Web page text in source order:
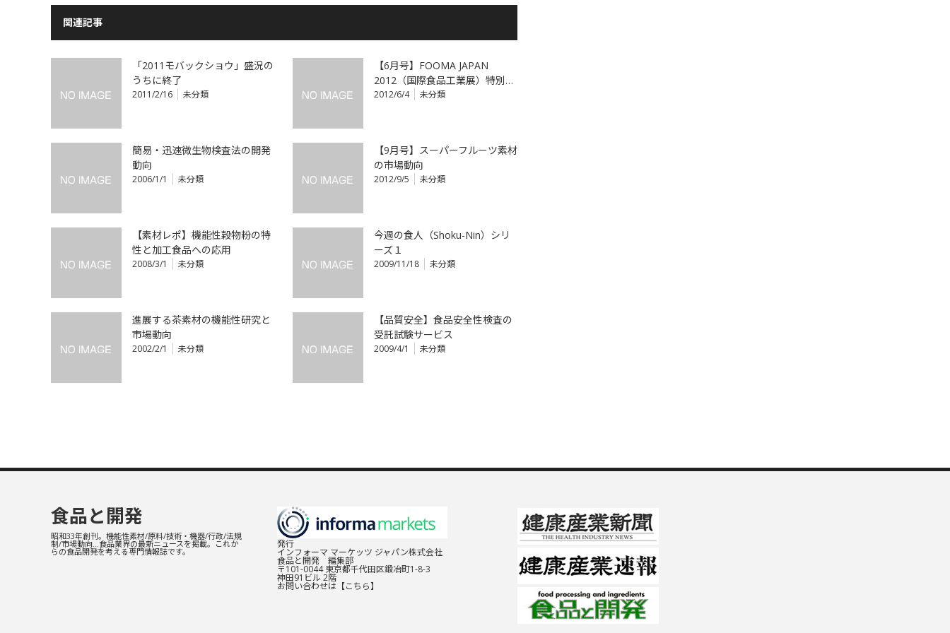
関連記事
「2011モバックショウ」盛況の
うちに終了
2011/2/16 未分類
【6月号】FOOMA JAPAN
2012（国際食品工業展）特別…
2012/6/4 未分類
簡易・迅速微生物検査法の開発
動向
2006/1/1 未分類
【9月号】スーパーフルーツ素材
の市場動向
2012/9/5 未分類
【素材レポ】機能性穀物粉の特
性と加工食品への応用
2008/3/1 未分類
今週の食人（Shoku-Nin）シリ
ーズ１
2009/11/18 未分類
進展する茶素材の機能性研究と
市場動向
2002/2/1 未分類
【品質安全】食品安全性検査の
受託試験サービス
2009/4/1 未分類
発行
インフォーマ マーケッツ ジャパン株式会社
食品と開発 編集部
〒101-0044 東京都千代田区鍛冶町1-8-3
神田91ビル 2階
お問い合わせは 【こちら】
食品と開発
昭和33年創刊。機能性素材/原料/技術・機器/行政/法規
制/市場動向…食品業界の最新ニュースを掲載。これか
らの食品開発を考える専門情報誌です。